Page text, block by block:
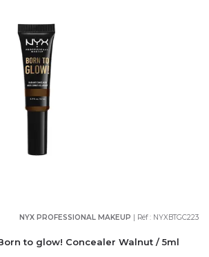
NYX PROFESSIONAL MAKEUP | Réf : NYXBTGC223
to glow! Concealer Walnut / 5ml